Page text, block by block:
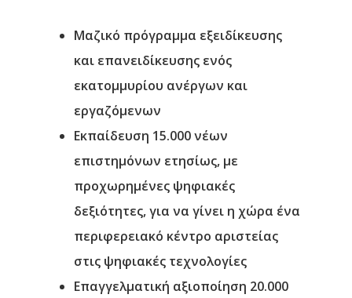
Μαζικό πρόγραμμα εξειδίκευσης
και επανειδίκευσης ενός
εκατομμυρίου ανέργων και
εργαζόμενων
Εκπαίδευση 15.000 νέων
επιστημόνων ετησίως, με
προχωρημένες ψηφιακές
δεξιότητες, για να γίνει η χώρα ένα
περιφερειακό κέντρο αριστείας
στις ψηφιακές τεχνολογίες
Επαγγελματική αξιοποίηση 20.000